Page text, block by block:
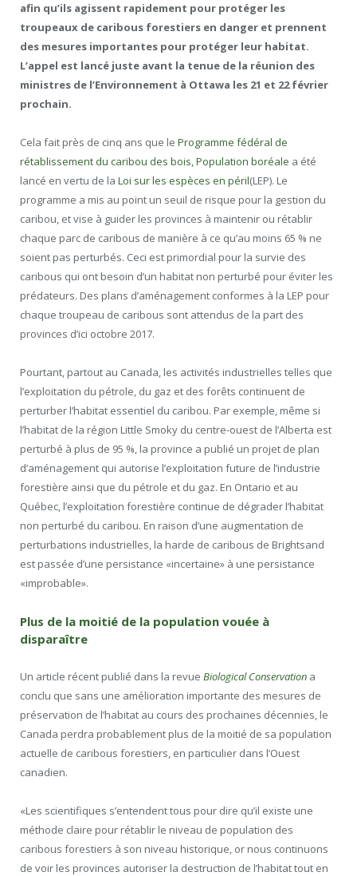
afin qu’ils agissent rapidement pour protéger les
troupeaux de caribous forestiers en danger et prennent
des mesures importantes pour protéger leur habitat.
L’appel est lancé juste avant la tenue de la réunion des
ministres de l’Environnement à Ottawa les 21 et 22 février
prochain.
Cela fait près de cinq ans que le Programme fédéral de
rétablissement du caribou des bois, Population boréale a été
lancé en vertu de la Loi sur les espèces en péril(LEP). Le
programme a mis au point un seuil de risque pour la gestion du
caribou, et vise à guider les provinces à maintenir ou rétablir
chaque parc de caribous de manière à ce qu’au moins 65 % ne
soient pas perturbés. Ceci est primordial pour la survie des
caribous qui ont besoin d’un habitat non perturbé pour éviter les
prédateurs. Des plans d’aménagement conformes à la LEP pour
chaque troupeau de caribous sont attendus de la part des
provinces d’ici octobre 2017.
Pourtant, partout au Canada, les activités industrielles telles que
l’exploitation du pétrole, du gaz et des forêts continuent de
perturber l’habitat essentiel du caribou. Par exemple, même si
l’habitat de la région Little Smoky du centre-ouest de l’Alberta est
perturbé à plus de 95 %, la province a publié un projet de plan
d’aménagement qui autorise l’exploitation future de l’industrie
forestière ainsi que du pétrole et du gaz. En Ontario et au
Québec, l’exploitation forestière continue de dégrader l’habitat
non perturbé du caribou. En raison d’une augmentation de
perturbations industrielles, la harde de caribous de Brightsand
est passée d’une persistance «incertaine» à une persistance
«improbable».
Plus de la moitié de la population vouée à
disparaître
Un article récent publié dans la revue Biological Conservation a
conclu que sans une amélioration importante des mesures de
préservation de l’habitat au cours des prochaines décennies, le
Canada perdra probablement plus de la moitié de sa population
actuelle de caribous forestiers, en particulier dans l’Ouest
canadien.
«Les scientifiques s’entendent tous pour dire qu’il existe une
méthode claire pour rétablir le niveau de population des
caribous forestiers à son niveau historique, or nous continuons
de voir les provinces autoriser la destruction de l’habitat tout en